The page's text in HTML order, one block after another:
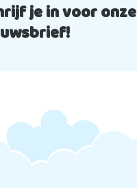
je in voor onze